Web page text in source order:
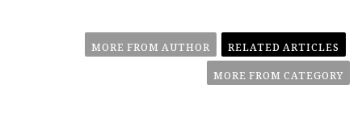
RELATED ARTICLES
MORE FROM AUTHOR
MORE FROM CATEGORY